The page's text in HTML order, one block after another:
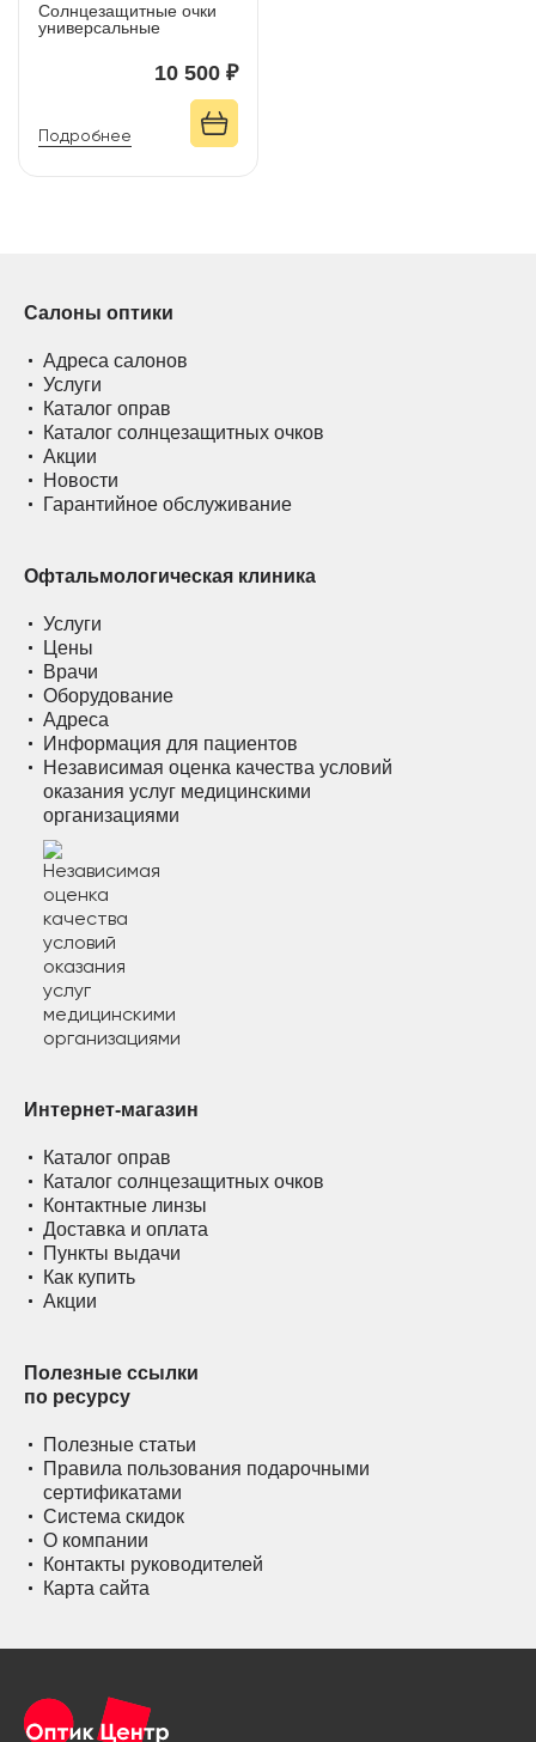
Солнцезащитные очки
универсальные
10 500 ₽
Подробнее
Салоны оптики
Адреса салонов
Услуги
Каталог оправ
Каталог солнцезащитных очков
Акции
Новости
Гарантийное обслуживание
Офтальмологическая клиника
Услуги
Цены
Врачи
Оборудование
Адреса
Информация для пациентов
Независимая оценка качества условий
оказания услуг медицинскими
организациями
Интернет-магазин
Каталог оправ
Каталог солнцезащитных очков
Контактные линзы
Доставка и оплата
Пункты выдачи
Как купить
Акции
Полезные ссылки
по ресурсу
Полезные статьи
Правила пользования подарочными
сертификатами
Система скидок
О компании
Контакты руководителей
Карта сайта